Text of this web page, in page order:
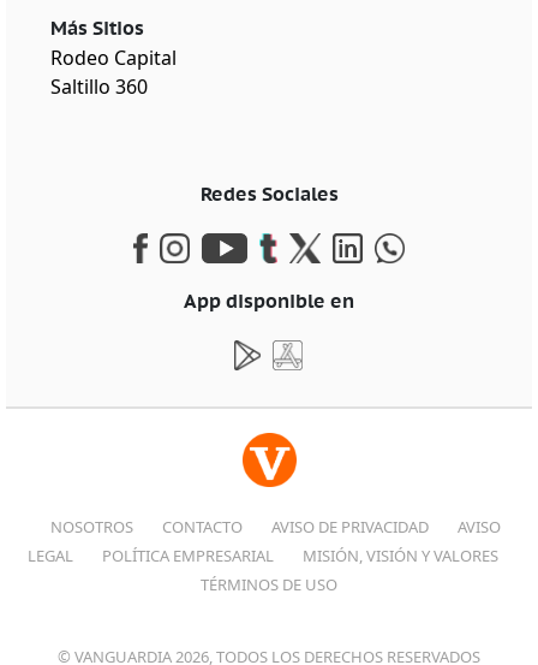
Más Sitios
Rodeo Capital
Saltillo 360
Redes Sociales
App disponible en
NOSOTROS CONTACTO AVISO DE PRIVACIDAD
AVISO
LEGAL
POLÍTICA EMPRESARIAL
MISIÓN, VISIÓN Y VALORES
TÉRMINOS DE USO
© VANGUARDIA 2026, TODOS LOS DERECHOS RESERVADOS